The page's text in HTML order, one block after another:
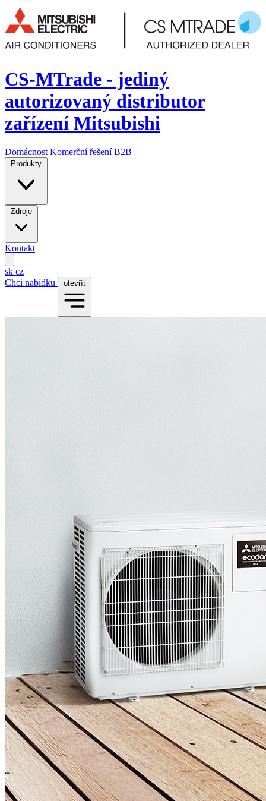
CS-MTrade - jediný
autorizovaný distributor
zařízení Mitsubishi
Domácnost Komerční řešeníB2B
Produkty
Zdroje
Kontakt
sk cz
Chci nabídku
otevřít